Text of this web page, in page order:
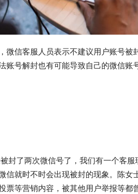
微信客服人员表示不建议用户账号
账号解封也有可能导致自己的微信账
封了两次微信号了，我们有一个客
信就时不时会出现被封的现象。陈
票等营销内容，被其他用户举报等都